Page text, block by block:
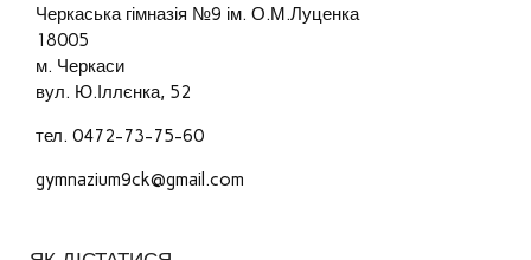
Черкаська гімназія №9 ім. О.М.Луценка
18005
м. Черкаси
вул. Ю.Іллєнка, 52
тел. 0472-73-75-60
gymnazium9ck@gmail.com